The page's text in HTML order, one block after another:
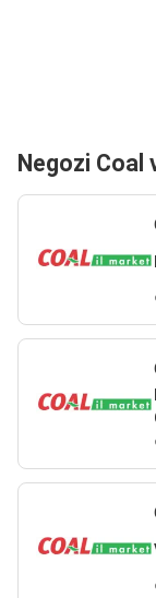
Negozi Coal